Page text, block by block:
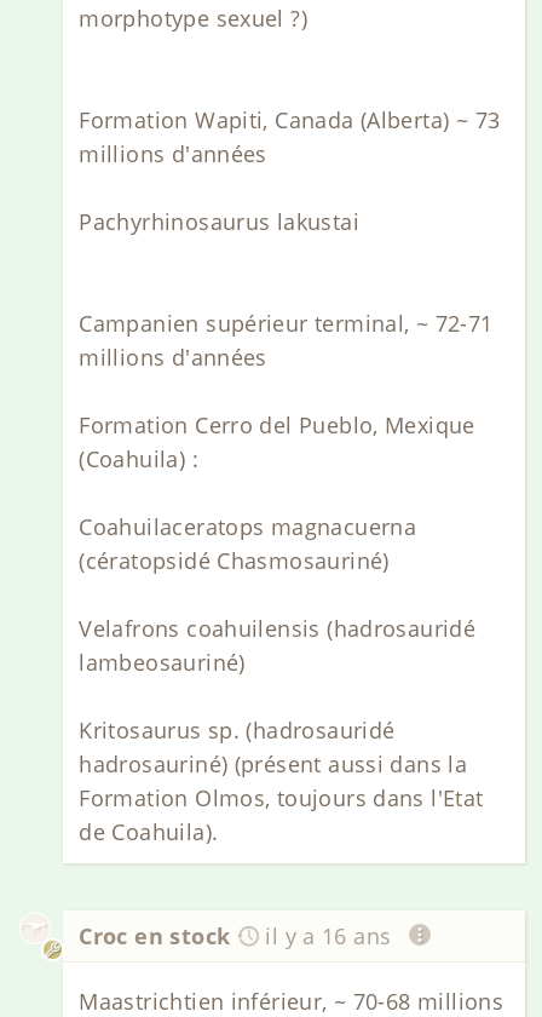
morphotype sexuel ?)
Formation Wapiti, Canada (Alberta) ~ 73
millions d'années
Pachyrhinosaurus lakustai
Campanien supérieur terminal, ~ 72-71
millions d'années
Formation Cerro del Pueblo, Mexique
(Coahuila) :
Coahuilaceratops magnacuerna
(cératopsidé Chasmosauriné)
Velafrons coahuilensis (hadrosauridé
lambeosauriné)
Kritosaurus sp. (hadrosauridé
hadrosauriné) (présent aussi dans la
Formation Olmos, toujours dans l'Etat
de Coahuila).
Croc en stock il y a 16 ans
Maastrichtien inférieur, ~ 70-68 millions